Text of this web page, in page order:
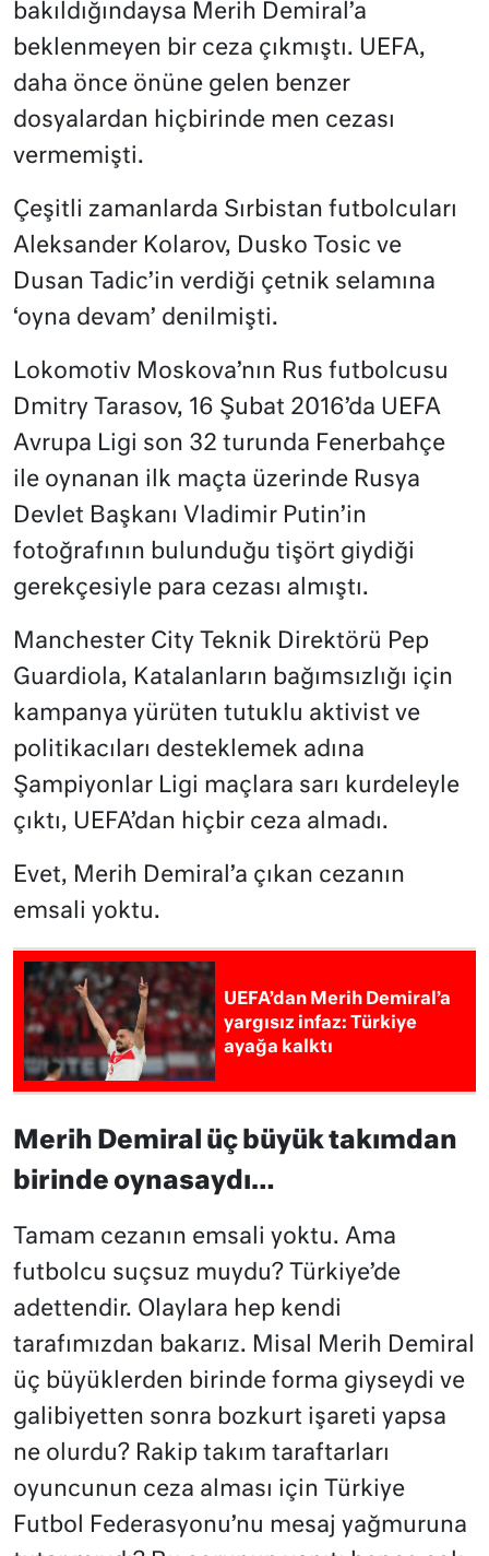
bakıldığındaysa Merih Demiral’a
beklenmeyen bir ceza çıkmıştı. UEFA,
daha önce önüne gelen benzer
dosyalardan hiçbirinde men cezası
vermemişti.
Çeşitli zamanlarda Sırbistan futbolcuları
Aleksander Kolarov, Dusko Tosic ve
Dusan Tadic’in verdiği çetnik selamına
‘oyna devam’ denilmişti.
Lokomotiv Moskova’nın Rus futbolcusu
Dmitry Tarasov, 16 Şubat 2016’da UEFA
Avrupa Ligi son 32 turunda Fenerbahçe
ile oynanan ilk maçta üzerinde Rusya
Devlet Başkanı Vladimir Putin’in
fotoğrafının bulunduğu tişört giydiği
gerekçesiyle para cezası almıştı.
Manchester City Teknik Direktörü Pep
Guardiola, Katalanların bağımsızlığı için
kampanya yürüten tutuklu aktivist ve
politikacıları desteklemek adına
Şampiyonlar Ligi maçlara sarı kurdeleyle
çıktı, UEFA’dan hiçbir ceza almadı.
Evet, Merih Demiral’a çıkan cezanın
emsali yoktu.
UEFA’dan Merih Demiral’a
yargısız infaz: Türkiye
ayağa kalktı
Merih Demiral üç büyük takımdan
birinde oynasaydı…
Tamam cezanın emsali yoktu. Ama
futbolcu suçsuz muydu? Türkiye’de
adettendir. Olaylara hep kendi
tarafımızdan bakarız. Misal Merih Demiral
üç büyüklerden birinde forma giyseydi ve
galibiyetten sonra bozkurt işareti yapsa
ne olurdu? Rakip takım taraftarları
oyuncunun ceza alması için Türkiye
Futbol Federasyonu’nu mesaj yağmuruna